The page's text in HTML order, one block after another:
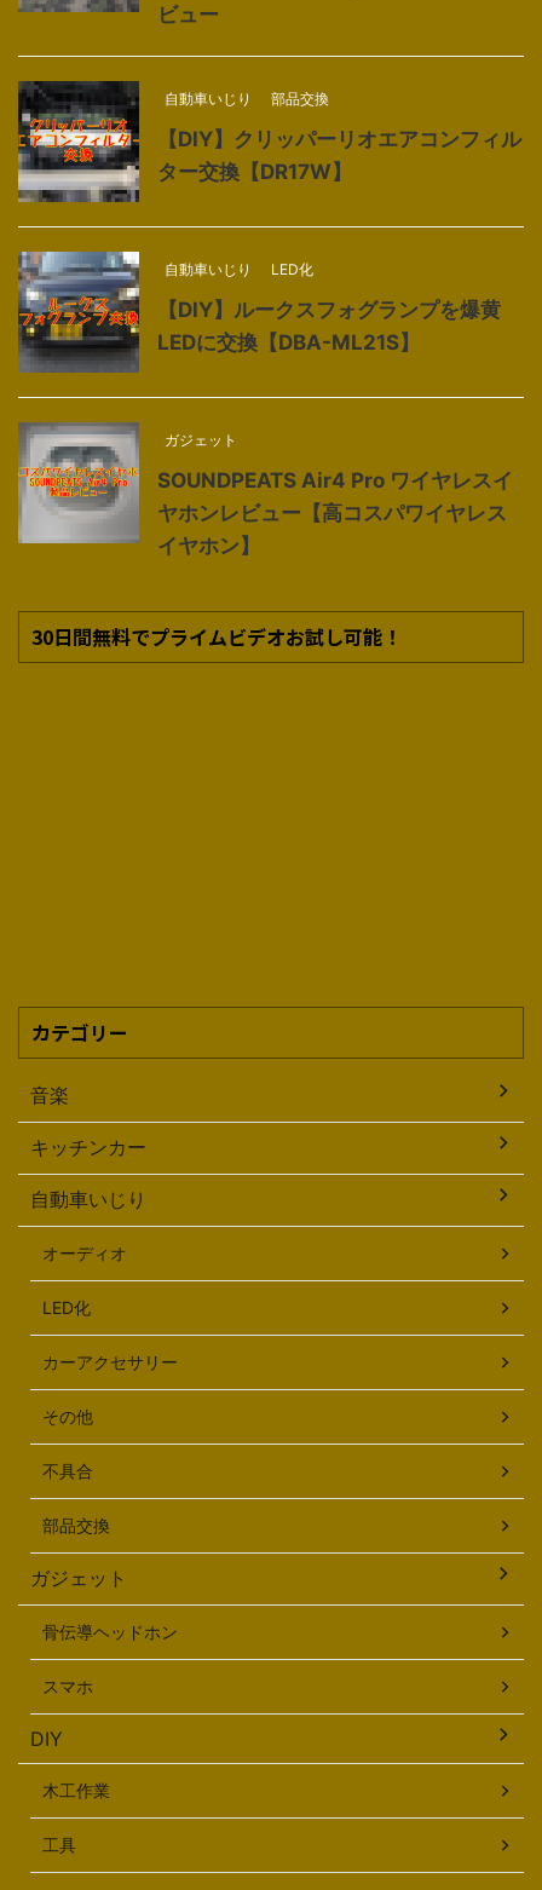
ビュー
自動車いじり 部品交換
【DIY】クリッパーリオエアコンフィル
ター交換【DR17W】
自動車いじり LED化
【DIY】ルークスフォグランプを爆黄
LEDに交換【DBA-ML21S】
ガジェット
SOUNDPEATS Air4 Pro ワイヤレスイ
ヤホンレビュー【高コスパワイヤレス
イヤホン】
30日間無料でプライムビデオお試し可能！
カテゴリー
音楽
キッチンカー
自動車いじり
オーディオ
LED化
カーアクセサリー
その他
不具合
部品交換
ガジェット
骨伝導ヘッドホン
スマホ
DIY
木工作業
工具